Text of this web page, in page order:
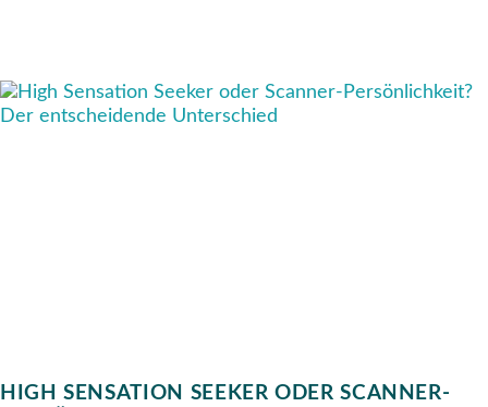
HIGH SENSATION SEEKER ODER SCANNER-